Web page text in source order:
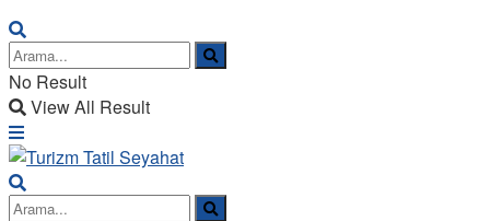
No Result
View All Result